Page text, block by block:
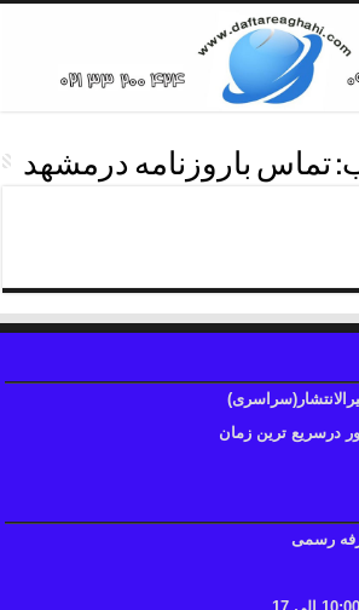
تماس باروزنامه درمشهد
درسریع ترین زمان
رسمی